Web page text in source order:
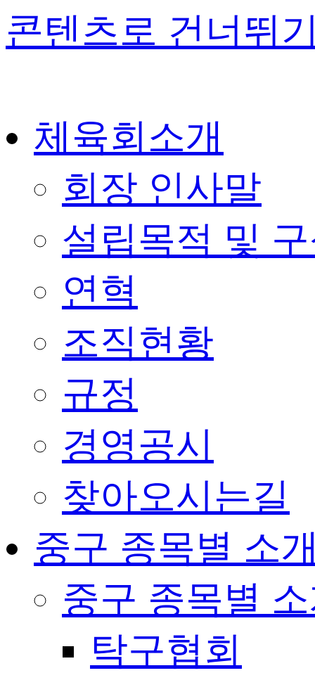
콘텐츠로 건너뛰
체육회소개
회장 인사말
설립목적 및
연혁
조직현황
규정
경영공시
찾아오시는길
중구 종목별 소
중구 종목별
탁구협회